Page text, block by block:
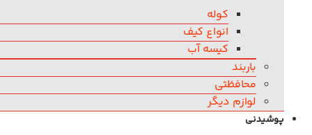
کوله
انواع کیف
کیسه آب
باربند
محافظتی
لوازم دیگر
پوشیدنی